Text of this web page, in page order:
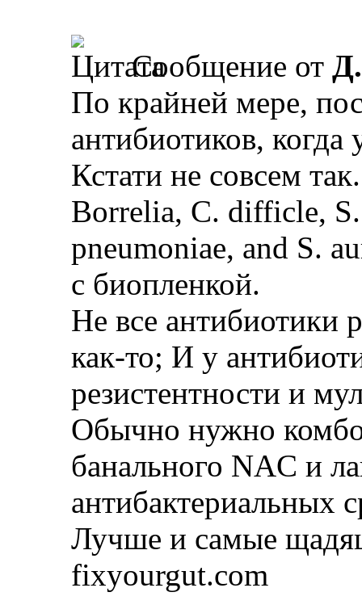
Сообщение от
По крайней мере,
антибиотиков, когда
Кстати не совсем так.
Borrelia, C. difficle,
pneumoniae, and S.
с биопленкой.
Не все антибиотики
как-то; И у
резистентности и
Обычно нужно
банального NAC и
антибактериальных
Лучше и самые
fixyourgut.com